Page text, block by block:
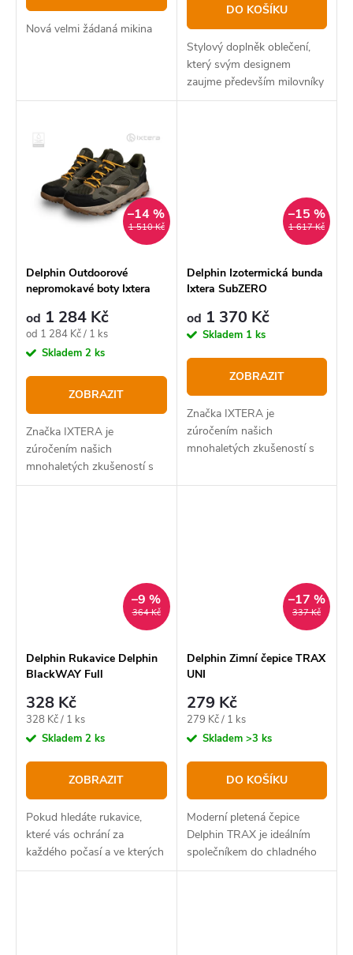
ů
t
Nová velmi žádaná mikina
DO KOŠÍKU
Stylový doplněk oblečení,
který svým designem
zaujme především milovníky
lovu pstruhů.
1 510 Kč
–14 %
Delphin Outdoorové
nepromokavé boty Ixtera
od 1 284 Kč
Měrná
cena:
od 1 284 Kč / 1 ks
Skladem 2 ks
ZOBRAZIT
Značka IXTERA je
zúročením našich
mnohaletých zkušeností s
vývojem a testováním
1 617 Kč
–15 %
Delphin Izotermická bunda
Ixtera SubZERO
od 1 370 Kč
Skladem 1 ks
ZOBRAZIT
Značka IXTERA je
zúročením našich
mnohaletých zkušeností s
produktů určených pro
364 Kč
–9 %
Delphin Rukavice Delphin
BlackWAY Full
328 Kč
Měrná
cena:
328 Kč / 1 ks
Skladem 2 ks
ZOBRAZIT
Pokud hledáte rukavice,
které vás ochrání za
každého počasí a ve kterých
budete vypadat maximálně
337 Kč
–17 %
Delphin Zimní čepice TRAX
UNI
279 Kč
Měrná
cena:
279 Kč / 1 ks
Skladem >3 ks
DO KOŠÍKU
Moderní pletená čepice
Delphin TRAX je ideálním
společníkem do chladného
počasí.